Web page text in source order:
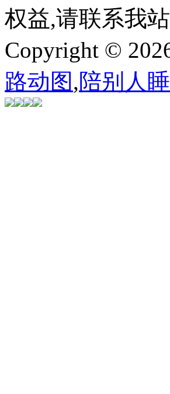
权益,请联系我
Copyright ©
路动图,陪别人